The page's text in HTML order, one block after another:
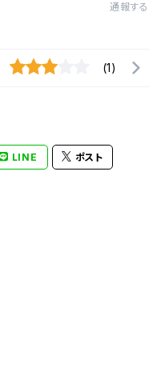
通報する
(1)
LINE ポスト